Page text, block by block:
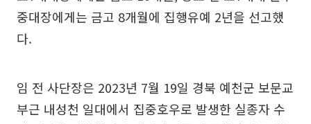
중대장에게는 금고 8개월에 집행유예 2년을 선고했
다.
임 전 사단장은 2023년 7월 19일 경북 예천군 보문교
부근 내성천 일대에서 집중호우로 발생한 실종자 수